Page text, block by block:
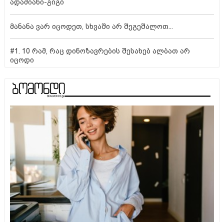
ადამიანი-გიგი
მანანა ვარ იცოდეთ, სხვაში არ შეგეშალოთ...
#1. 10 რამ, რაც დინოზავრების შესახებ ალბათ არ
იცოდი